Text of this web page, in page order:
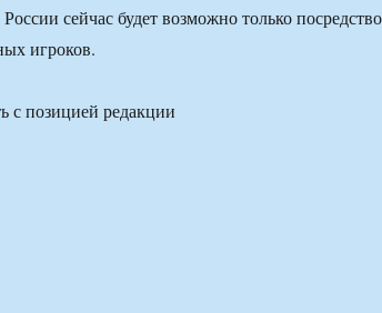
сейчас будет возможно только
игроков.
с позицией редакции